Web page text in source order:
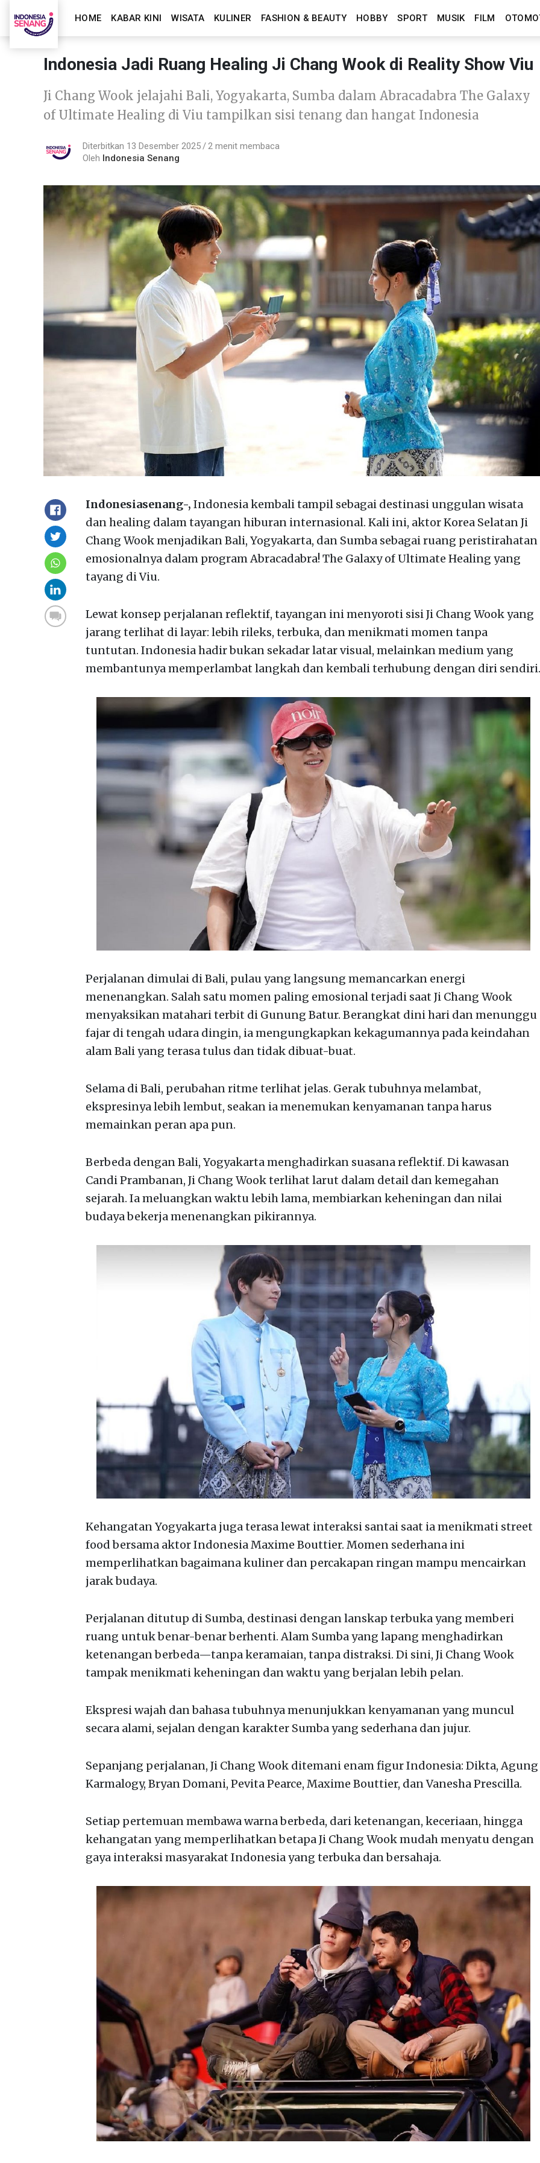
HOME KABAR KINI WISATA KULINER FASHION & BEAUTY HOBBY SPORT MUSIK FILM
Indonesia Jadi Ruang Healing Ji Chang Wook di Reality Show Viu
Ji Chang Wook jelajahi Bali, Yogyakarta, Sumba dalam Abracadabra The Galaxy
of Ultimate Healing di Viu tampilkan sisi tenang dan hangat Indonesia
Diterbitkan 13 Desember 2025
2 menit membaca
Oleh Indonesia Senang
Indonesiasenang-, Indonesia kembali tampil sebagai destinasi unggulan wisata
dan healing dalam tayangan hiburan internasional. Kali ini, aktor Korea Selatan Ji
Chang Wook menjadikan Bali, Yogyakarta, dan Sumba sebagai ruang peristirahatan
emosionalnya dalam program Abracadabra! The Galaxy of Ultimate Healing yang
tayang di Viu.
Lewat konsep perjalanan reflektif, tayangan ini menyoroti sisi Ji Chang Wook yang
jarang terlihat di layar: lebih rileks, terbuka, dan menikmati momen tanpa
tuntutan. Indonesia hadir bukan sekadar latar visual, melainkan medium yang
membantunya memperlambat langkah dan kembali terhubung dengan diri sendiri.
Perjalanan dimulai di Bali, pulau yang langsung memancarkan energi
menenangkan. Salah satu momen paling emosional terjadi saat Ji Chang Wook
menyaksikan matahari terbit di Gunung Batur. Berangkat dini hari dan menunggu
fajar di tengah udara dingin, ia mengungkapkan kekagumannya pada keindahan
alam Bali yang terasa tulus dan tidak dibuat-buat.
Selama di Bali, perubahan ritme terlihat jelas. Gerak tubuhnya melambat,
ekspresinya lebih lembut, seakan ia menemukan kenyamanan tanpa harus
memainkan peran apa pun.
Berbeda dengan Bali, Yogyakarta menghadirkan suasana reflektif. Di kawasan
Candi Prambanan, Ji Chang Wook terlihat larut dalam detail dan kemegahan
sejarah. Ia meluangkan waktu lebih lama, membiarkan keheningan dan nilai
budaya bekerja menenangkan pikirannya.
Kehangatan Yogyakarta juga terasa lewat interaksi santai saat ia menikmati street
food bersama aktor Indonesia Maxime Bouttier. Momen sederhana ini
memperlihatkan bagaimana kuliner dan percakapan ringan mampu mencairkan
jarak budaya.
Perjalanan ditutup di Sumba, destinasi dengan lanskap terbuka yang memberi
ruang untuk benar-benar berhenti. Alam Sumba yang lapang menghadirkan
ketenangan berbeda—tanpa keramaian, tanpa distraksi. Di sini, Ji Chang Wook
tampak menikmati keheningan dan waktu yang berjalan lebih pelan.
Ekspresi wajah dan bahasa tubuhnya menunjukkan kenyamanan yang muncul
secara alami, sejalan dengan karakter Sumba yang sederhana dan jujur.
Sepanjang perjalanan, Ji Chang Wook ditemani enam figur Indonesia: Dikta, Agung
Karmalogy, Bryan Domani, Pevita Pearce, Maxime Bouttier, dan Vanesha Prescilla.
Setiap pertemuan membawa warna berbeda, dari ketenangan, keceriaan, hingga
kehangatan yang memperlihatkan betapa Ji Chang Wook mudah menyatu dengan
gaya interaksi masyarakat Indonesia yang terbuka dan bersahaja.